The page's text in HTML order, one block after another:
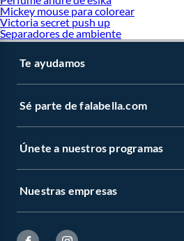
Mickey mouse para colorear
Victoria secret push up
Separadores de ambiente
Te ayudamos
Sé parte de falabella.com
Únete a nuestros programas
Nuestras empresas